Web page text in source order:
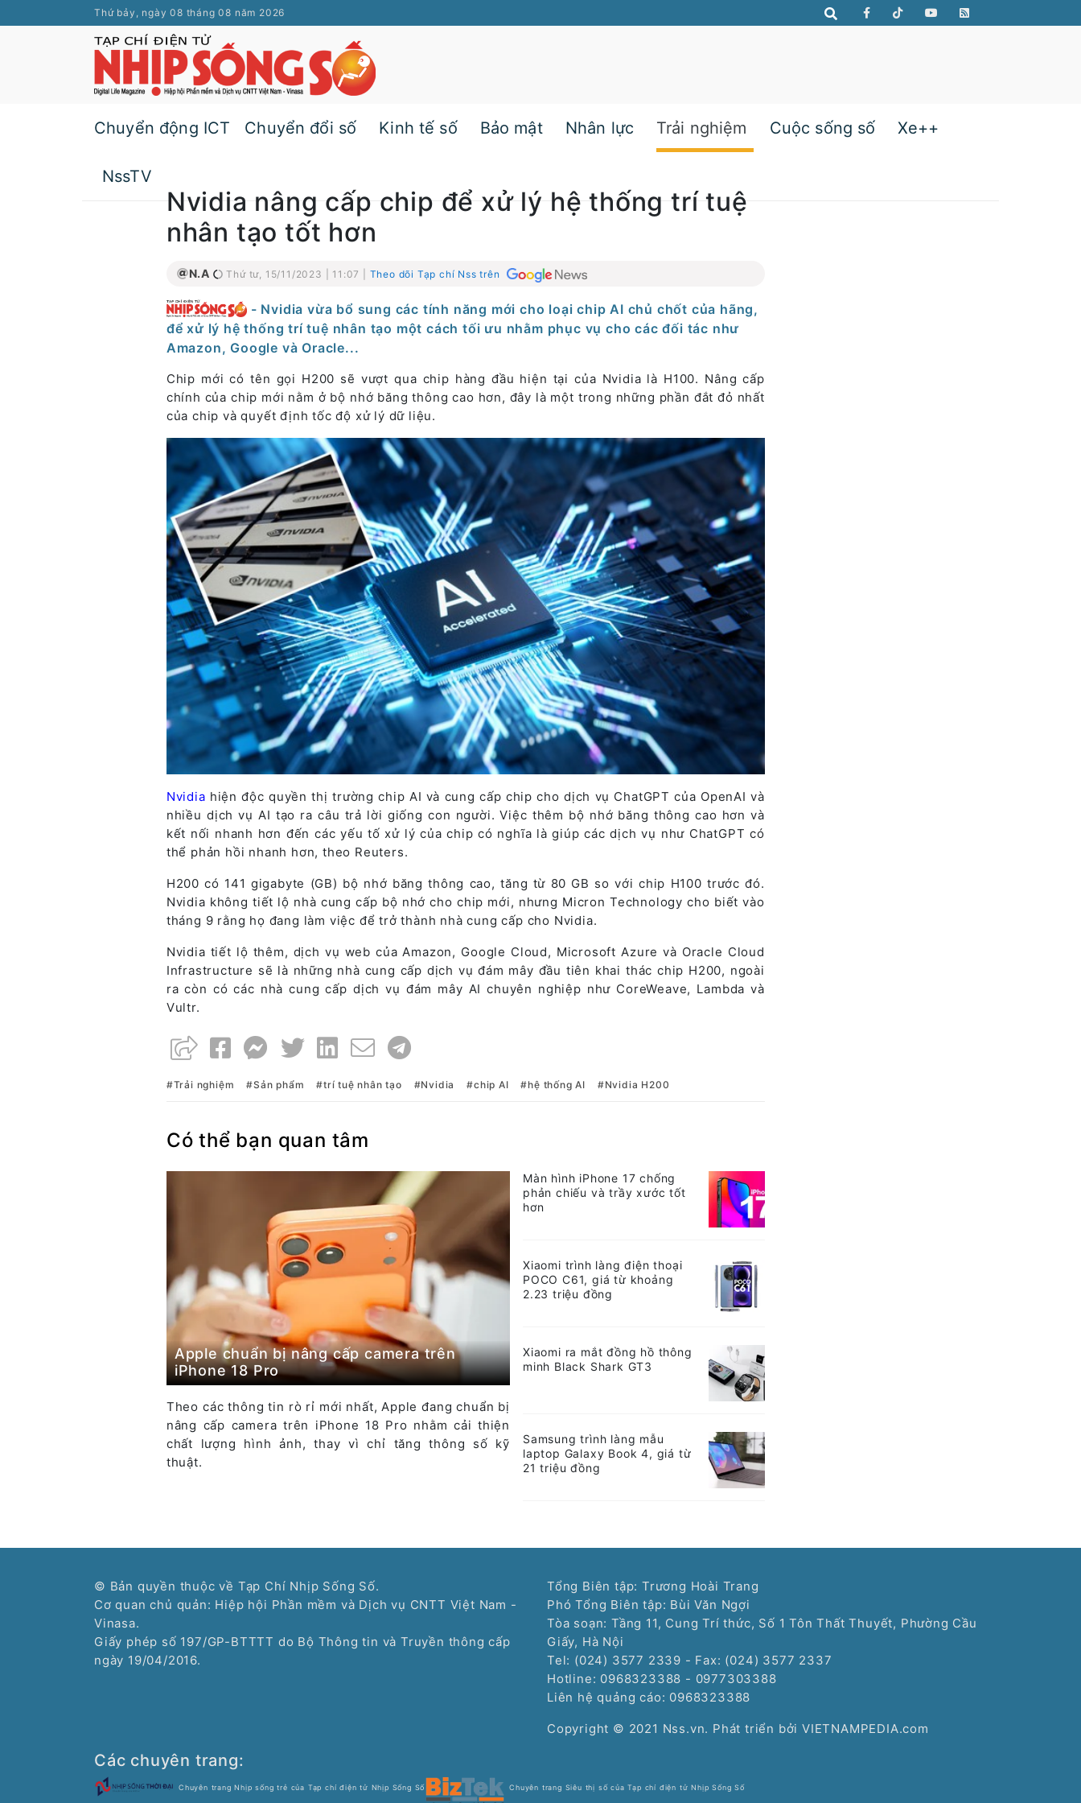
Thứ bảy, ngày 08 tháng 08 năm 2026
Chuyển động ICT Chuyển đổi số Kinh tế số Bảo mật Nhân lực Trải nghiệm Cuộc sống số Xe++
NssTV
Nvidia nâng cấp chip để xử lý hệ thống trí tuệ
nhân tạo tốt hơn
N.A Thứ tư, 15/11/2023 | 11:07 | Theo dõi Tạp chí Nss trên
- Nvidia vừa bổ sung các tính năng mới cho loại chip AI chủ chốt của hãng,
để xử lý hệ thống trí tuệ nhân tạo một cách tối ưu nhằm phục vụ cho các đối tác như
Amazon, Google và Oracle...
Chip mới có tên gọi H200 sẽ vượt qua chip hàng đầu hiện tại của Nvidia là H100. Nâng cấp
chính của chip mới nằm ở bộ nhớ băng thông cao hơn, đây là một trong những phần đắt đỏ nhất
của chip và quyết định tốc độ xử lý dữ liệu.
Nvidia hiện độc quyền thị trường chip AI và cung cấp chip cho dịch vụ ChatGPT của OpenAI và
nhiều dịch vụ AI tạo ra câu trả lời giống con người. Việc thêm bộ nhớ băng thông cao hơn và
kết nối nhanh hơn đến các yếu tố xử lý của chip có nghĩa là giúp các dịch vụ như ChatGPT có
thể phản hồi nhanh hơn, theo Reuters.
H200 có 141 gigabyte (GB) bộ nhớ băng thông cao, tăng từ 80 GB so với chip H100 trước đó.
Nvidia không tiết lộ nhà cung cấp bộ nhớ cho chip mới, nhưng Micron Technology cho biết vào
tháng 9 rằng họ đang làm việc để trở thành nhà cung cấp cho Nvidia.
Nvidia tiết lộ thêm, dịch vụ web của Amazon, Google Cloud, Microsoft Azure và Oracle Cloud
Infrastructure sẽ là những nhà cung cấp dịch vụ đám mây đầu tiên khai thác chip H200, ngoài
ra còn có các nhà cung cấp dịch vụ đám mây AI chuyên nghiệp như CoreWeave, Lambda và
Vultr.
Trải nghiệm Sản phẩm trí tuệ nhân tạo Nvidia chip AI hệ thống AI Nvidia H200
Có thể bạn quan tâm
Apple chuẩn bị nâng cấp camera trên
iPhone 18 Pro
Theo các thông tin rò rỉ mới nhất, Apple đang chuẩn bị
nâng cấp camera trên iPhone 18 Pro nhằm cải thiện
chất lượng hình ảnh, thay vì chỉ tăng thông số kỹ
thuật.
Màn hình iPhone 17 chống
phản chiếu và trầy xước tốt
hơn
Xiaomi trình làng điện thoại
POCO C61, giá từ khoảng
2.23 triệu đồng
Xiaomi ra mắt đồng hồ thông
minh Black Shark GT3
Samsung trình làng mẫu
laptop Galaxy Book 4, giá từ
21 triệu đồng
© Bản quyền thuộc về Tạp Chí Nhịp Sống Số.
Cơ quan chủ quản: Hiệp hội Phần mềm và Dịch vụ CNTT Việt Nam -
Vinasa.
Giấy phép số 197/GP-BTTTT do Bộ Thông tin và Truyền thông cấp
ngày 19/04/2016.
Tổng Biên tập: Trương Hoài Trang
Phó Tổng Biên tập: Bùi Văn Ngợi
Tòa soạn: Tầng 11, Cung Trí thức, Số 1 Tôn Thất Thuyết, Phường Cầu
Giấy, Hà Nội
Tel: (024) 3577 2339 - Fax: (024) 3577 2337
Hotline: 0968323388 - 0977303388
Liên hệ quảng cáo: 0968323388
Copyright © 2021 Nss.vn. Phát triển bởi VIETNAMPEDIA.com
Các chuyên trang:
Chuyên trang Nhịp sống trẻ của Tạp chí điện tử Nhịp Sống Số Chuyên trang Siêu thị số của Tạp chí điện tử Nhịp Sống Số